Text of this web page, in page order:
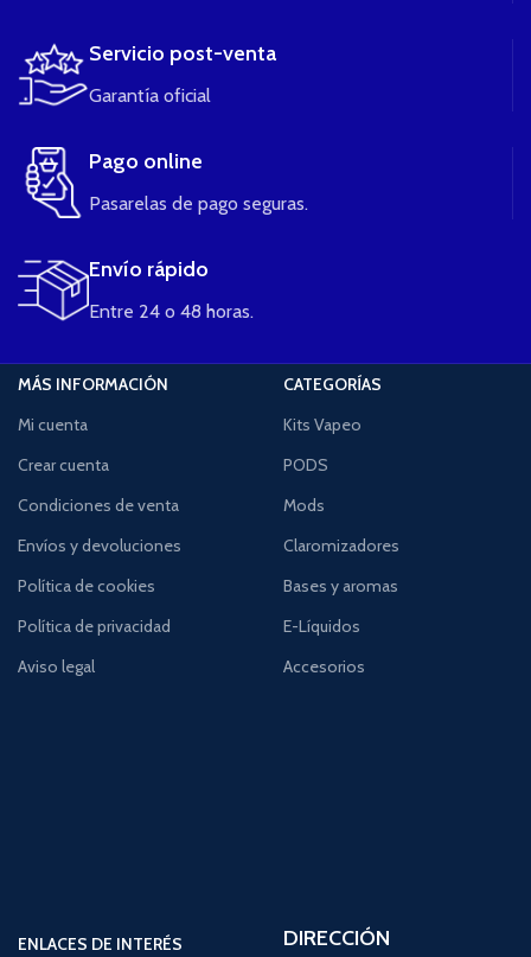
Servicio post-venta
Garantía oficial
Pago online
Pasarelas de pago seguras.
Envío rápido
Entre 24 o 48 horas.
MÁS INFORMACIÓN
Mi cuenta
Crear cuenta
Condiciones de venta
Envíos y devoluciones
Política de cookies
Política de privacidad
Aviso legal
CATEGORÍAS
Kits Vapeo
PODS
Mods
Claromizadores
Bases y aromas
E-Líquidos
Accesorios
ENLACES DE INTERÉS
DIRECCIÓN